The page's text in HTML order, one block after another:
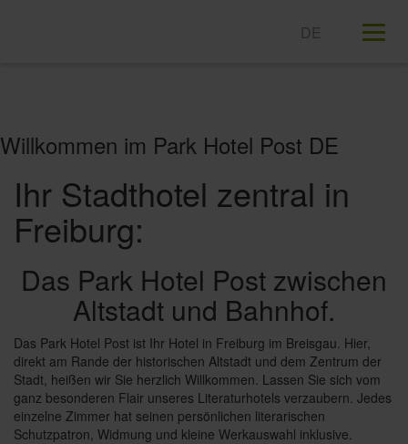
Willkommen im Park Hotel Post DE
Ihr Stadthotel zentral in
Freiburg:
Das Park Hotel Post zwischen
Altstadt und Bahnhof.
Das Park Hotel Post ist Ihr Hotel in Freiburg im Breisgau. Hier,
direkt am Rande der historischen Altstadt und dem Zentrum der
Stadt, heißen wir Sie herzlich Willkommen. Lassen Sie sich vom
ganz besonderen Flair unseres Literaturhotels verzaubern. Jedes
einzelne Zimmer hat seinen persönlichen literarischen
Schutzpatron, Widmung und kleine Werkauswahl inklusive.